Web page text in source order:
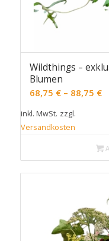
Wildthings –
Blumen
68,75 €– 88,75 €
inkl. MwSt. zzgl.
Versandkosten